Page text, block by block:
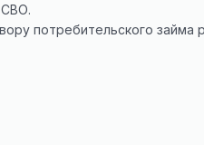
СВО.
потребительского